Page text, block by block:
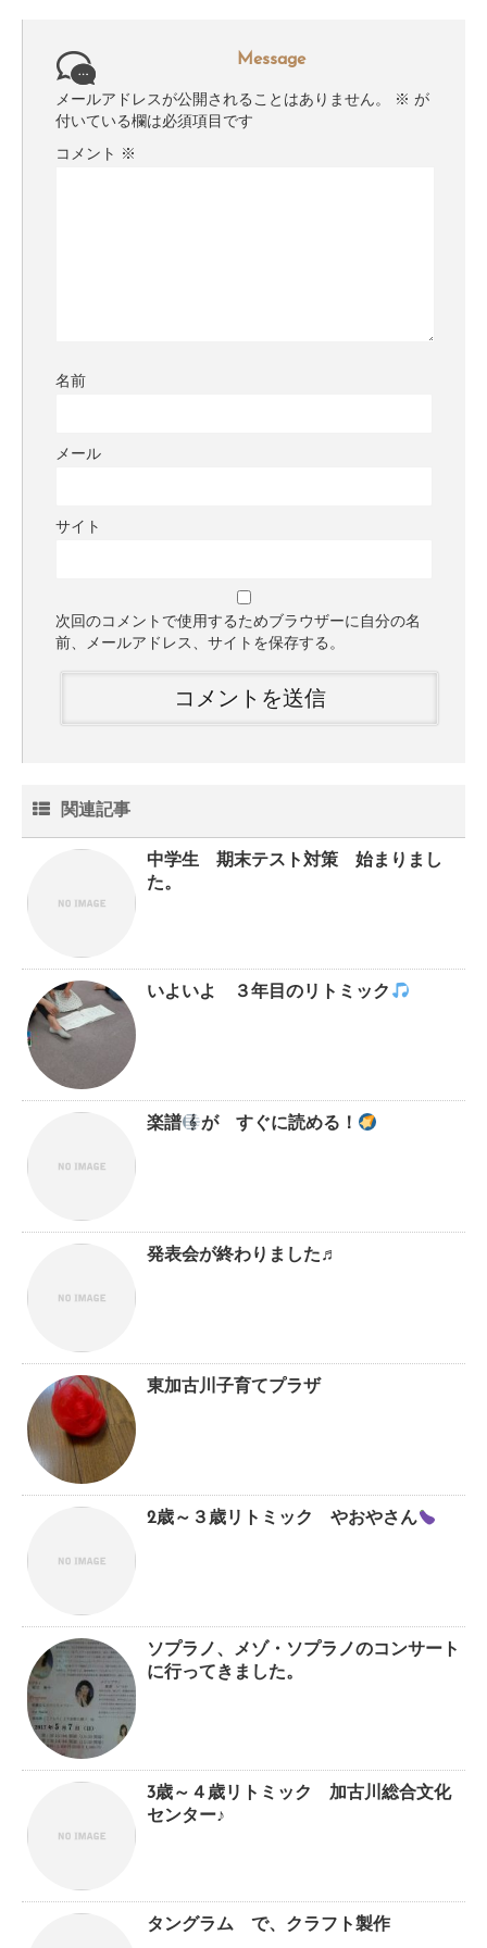
Message
メールアドレスが公開されることはありません。 ※ が
付いている欄は必須項目です
コメント ※
名前
メール
サイト
次回のコメントで使用するためブラウザーに自分の名
前、メールアドレス、サイトを保存する。
関連記事
中学生 期末テスト対策 始まりまし
た。
いよいよ ３年目のリトミック
楽譜 が すぐに読める！
発表会が終わりました♬
東加古川子育てプラザ
2歳～３歳リトミック やおやさん
ソプラノ、メゾ・ソプラノのコンサート
に行ってきました。
3歳～４歳リトミック 加古川総合文化
センター♪
タングラム で、クラフト製作